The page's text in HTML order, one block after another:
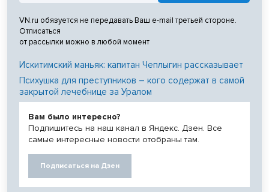
VN.ru обязуется не передавать Ваш e-mail третьей стороне.
Отписаться
от рассылки можно в любой момент
Искитимский маньяк: капитан Чеплыгин рассказывает
Психушка для преступников – кого содержат в самой
закрытой лечебнице за Уралом
Вам было интересно?
Подпишитесь на наш канал в Яндекс. Дзен. Все
самые интересные новости отобраны там.
Подписаться на Дзен